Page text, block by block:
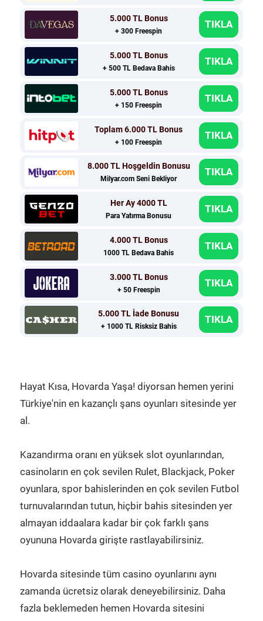
5.000 TL Bonus
+ 300 Freespin
TIKLA
5.000 TL Bonus
+ 500 TL Bedava Bahis
TIKLA
5.000 TL Bonus
+ 150 Freespin
TIKLA
Toplam 6.000 TL Bonus
+ 100 Freespin
TIKLA
8.000 TL Hoşgeldin Bonusu
Milyar.com Seni Bekliyor
TIKLA
Her Ay 4000 TL
Para Yatırma Bonusu
TIKLA
4.000 TL Bonus
1000 TL Bedava Bahis
TIKLA
3.000 TL Bonus
+ 50 Freespin
TIKLA
5.000 TL İade Bonusu
+ 1000 TL Risksiz Bahis
TIKLA
Hayat Kısa, Hovarda Yaşa! diyorsan hemen yerini
Türkiye'nin en kazançlı şans oyunları sitesinde yer
al.
Kazandırma oranı en yüksek slot oyunlarından,
casinoların en çok sevilen Rulet, Blackjack, Poker
oyunlara, spor bahislerinden en çok sevilen Futbol
turnuvalarından tutun, hiçbir bahis sitesinden yer
almayan iddaalara kadar bir çok farklı şans
oyununa Hovarda girişte rastlayabilirsiniz.
Hovarda sitesinde tüm casino oyunlarını aynı
zamanda ücretsiz olarak deneyebilirsiniz. Daha
fazla beklemeden hemen Hovarda sitesini